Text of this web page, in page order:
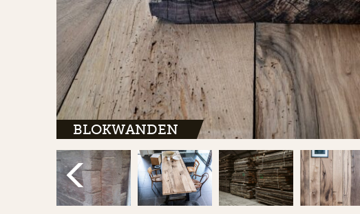
BLOKWANDEN